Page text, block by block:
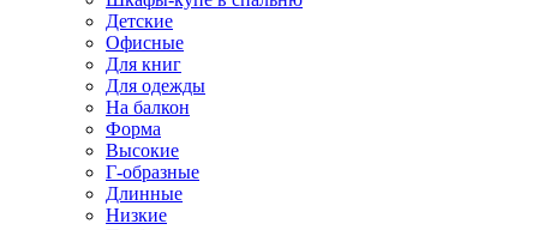
Детские
Офисные
Для книг
Для одежды
На балкон
Форма
Высокие
Г-образные
Длинные
Низкие